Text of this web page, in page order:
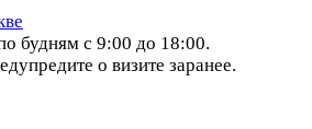
будням с 9:00 до 18:00.
о визите заранее.